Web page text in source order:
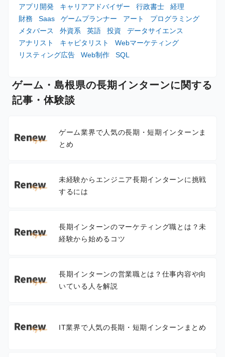
アプリ開発
キャリアアドバイザー 行政書士
経理
財務
Saas ゲームプランナー アート
プログラミング
メタバース
外資系 英語 投資
データサイエンス
アナリスト
キャピタリスト
Webマーケティング
リスティング広告
Web制作 SQL
ゲーム・島根県の長期インターンに関する
記事・体験談
ゲーム業界で人気の長期・短期インターンま
とめ
未経験からエンジニア長期インターンに挑戦
するには
長期インターンのマーケティング職とは？未
経験から始めるコツ
長期インターンの営業職とは？仕事内容や向
いている人を解説
IT業界で人気の長期・短期インターンまとめ